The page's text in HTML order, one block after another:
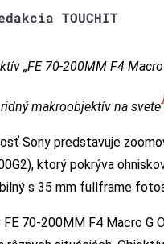
TOUCHIT
„FE 70-200MM F4
makroobjektív na svete
Sony predstavuje
ktorý pokrýva
s 35 mm fullframe
70-200MM F4 Macro G